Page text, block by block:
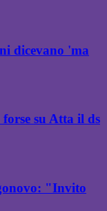
dicevano 'ma
su Atta il ds
"Invito